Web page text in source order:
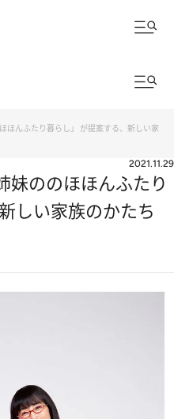
ほんふたり暮らし」 が提案する、新しい家
2021.11.29
妹ののほほんふたり
しい家族のかたち